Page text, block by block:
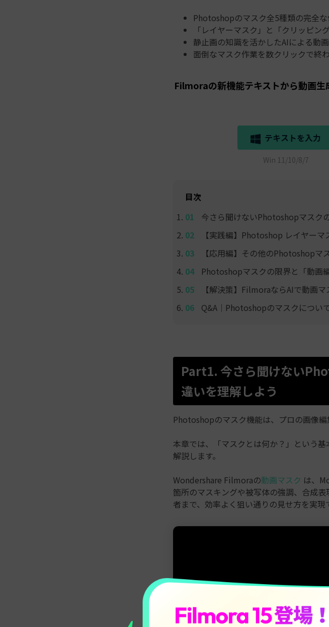
Photoshopのマスク全5種類の完全
「レイヤーマスク」と「クリッピン
静止画の知識を活かしたAIによる動
面倒なマスク作業を数クリックで終
Filmoraの新機能テキストから動画生
テキストを入力
Win 11/10/8/7
目次
今さら聞けないPhotoshopマスク
【実践編】Photoshop レイヤー
【応用編】その他のPhotoshopマ
Photoshopマスクの限界と「動画
【解決策】FilmoraならAIで動画
Q&A｜Photoshopのマスクについ
Part1. 今さら聞けない
違いを理解しよう
Photoshopのマスク機能は、プロの画像編
本章では、「マスクとは何か？」という
解説します。
Wondershare Filmoraの動画マスク は、
箇所のマスキングや被写体の強調、合成
者まで、効率よく狙い通りの見せ方を実現